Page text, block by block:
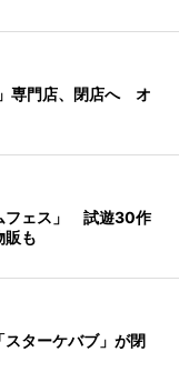
専門店、閉店へ オ
フェス」 試遊30作
販も
ターケバブ」が閉